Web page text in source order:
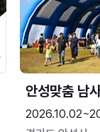
안성맞춤 남